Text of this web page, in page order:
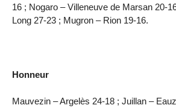
16 ; Nogaro – Villeneuve de Marsan 20-
Long 27-23 ; Mugron – Rion 19-16.
Honneur
Mauvezin – Argelès 24-18 ; Juillan –